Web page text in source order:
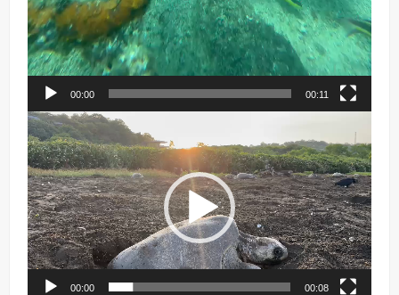
00:00 00:11
Reproductor
de
vídeo
00:00 00:08